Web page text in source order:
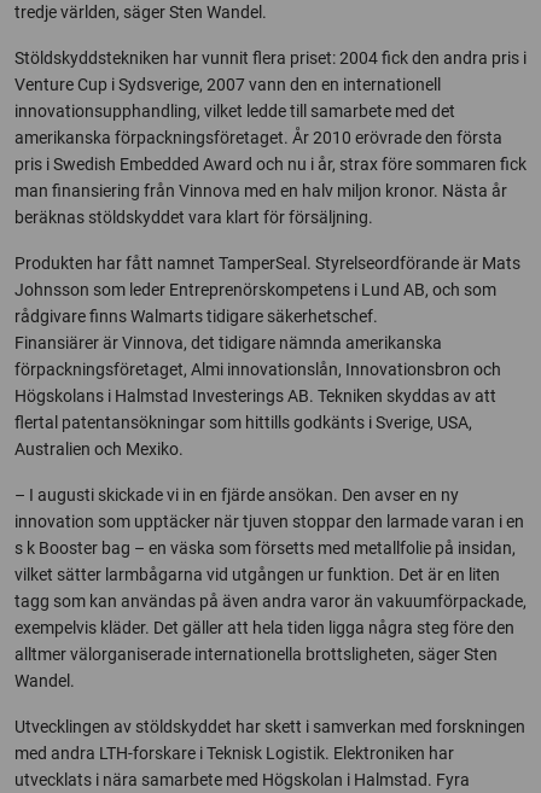
tredje världen, säger Sten Wandel.
Stöldskyddstekniken har vunnit flera priset: 2004 fick den andra pris i
Venture Cup i Sydsverige, 2007 vann den en internationell
innovationsupphandling, vilket ledde till samarbete med det
amerikanska förpackningsföretaget. År 2010 erövrade den första
pris i Swedish Embedded Award och nu i år, strax före sommaren fick
man finansiering från Vinnova med en halv miljon kronor. Nästa år
beräknas stöldskyddet vara klart för försäljning.
Produkten har fått namnet TamperSeal. Styrelseordförande är Mats
Johnsson som leder Entreprenörskompetens i Lund AB, och som
rådgivare finns Walmarts tidigare säkerhetschef.
Finansiärer är Vinnova, det tidigare nämnda amerikanska
förpackningsföretaget, Almi innovationslån, Innovationsbron och
Högskolans i Halmstad Investerings AB. Tekniken skyddas av att
flertal patentansökningar som hittills godkänts i Sverige, USA,
Australien och Mexiko.
– I augusti skickade vi in en fjärde ansökan. Den avser en ny
innovation som upptäcker när tjuven stoppar den larmade varan i en
s k Booster bag – en väska som försetts med metallfolie på insidan,
vilket sätter larmbågarna vid utgången ur funktion. Det är en liten
tagg som kan användas på även andra varor än vakuumförpackade,
exempelvis kläder. Det gäller att hela tiden ligga några steg före den
alltmer välorganiserade internationella brottsligheten, säger Sten
Wandel.
Utvecklingen av stöldskyddet har skett i samverkan med forskningen
med andra LTH-forskare i Teknisk Logistik. Elektroniken har
utvecklats i nära samarbete med Högskolan i Halmstad. Fyra